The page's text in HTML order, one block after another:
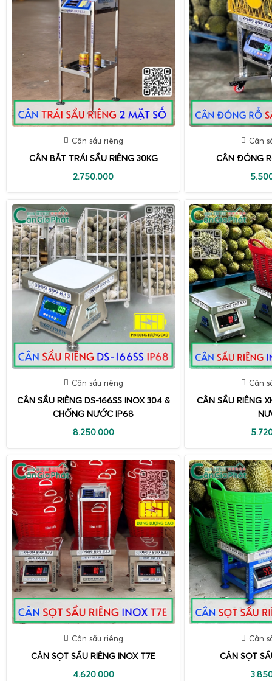
Cân sầu riêng
CÂN BẮT TRÁI SẦU RIÊNG 30KG
2.750.000
Cân
CÂN ĐÓNG
Cân sầu riêng
CÂN SẦU RIÊNG DS-166SS INOX 304 &
CHỐNG NƯỚC IP68
8.250.000
Cân
CÂN SẦU RIÊNG
Cân sầu riêng
CÂN SỌT SẦU RIÊNG INOX T7E
4.620.000
Cân
CÂN SỌT